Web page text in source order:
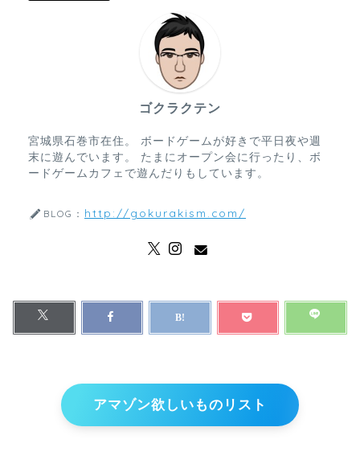
ゴクラクテン
宮城県石巻市在住。 ボードゲームが好きで平日夜や週
末に遊んでいます。 たまにオープン会に行ったり、ボ
ードゲームカフェで遊んだりもしています。
BLOG： http://gokurakism.com/
アマゾン欲しいものリスト